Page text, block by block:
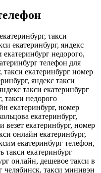
такси
екатеринбург, яндекс
екатеринбург недорого,
телефон для
такси екатеринбург номер
яндекс такси
такси екатеринбург
такси недорого
екатеринбург, номер
екатеринбург,
везет екатеринбург, номер
онлайн екатеринбург,
екатеринбург телефон,
такси екатеринбург
онлайн, дешевое такси в
челябинск, такси минивэн